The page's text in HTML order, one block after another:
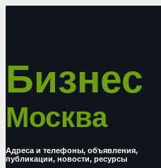
Бизнес
Москва
Адреса и телефоны, объявления,
публикации, новости, ресурсы